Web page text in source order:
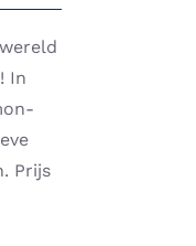
In
Prijs